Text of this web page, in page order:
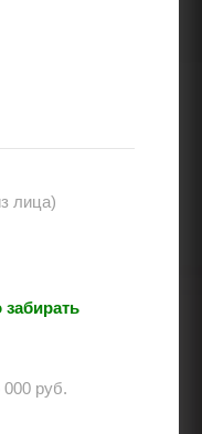
лица)
000 руб.